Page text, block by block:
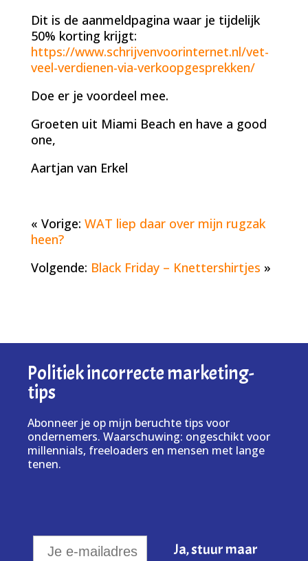
Dit is de aanmeldpagina waar je tijdelijk
50% korting krijgt:
https://www.schrijvenvoorinternet.nl/vet-
veel-verdienen-via-verkoopgesprekken/
Doe er je voordeel mee.
Groeten uit Miami Beach en have a good
one,
Aartjan van Erkel
« Vorige: WAT liep daar over mijn rugzak
heen?
Volgende: Black Friday – Knettershirtjes »
Politiek incorrecte marketing-
tips
Abonneer je op mijn beruchte tips voor
ondernemers. Waarschuwing: ongeschikt voor
millennials, freeloaders en mensen met lange
tenen.